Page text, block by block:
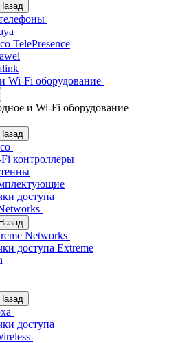
Назад
TelePresence
Wi-Fi оборудование
и Wi-Fi оборудование
Назад
контроллеры
доступа
Назад
Networks
доступа Extreme
Назад
доступа